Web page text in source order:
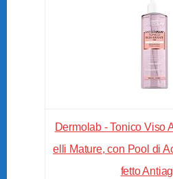
Dermolab - Tonico Viso
elli Mature, con Pool di
fetto